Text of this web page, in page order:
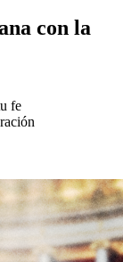
con la
fe